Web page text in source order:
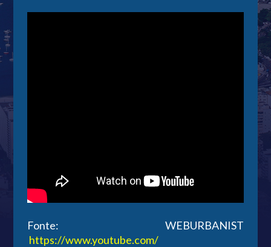
Fonte: WEBURBANIST
https://www.youtube.com/